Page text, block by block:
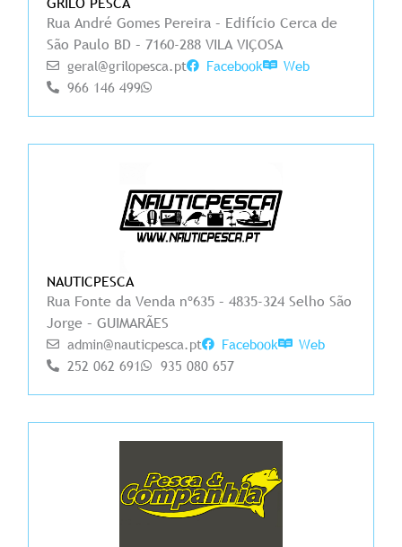
Rua André Gomes Pereira – Edifício Cerca de
São Paulo BD – 7160-288 VILA VIÇOSA
geral@grilopesca.pt Facebook
Web
966 146 499
NAUTICPESCA
Rua Fonte da Venda nº635 – 4835-324 Selho São
Jorge – GUIMARÃES
admin@nauticpesca.pt Facebook
Web
252 062 691
935 080 657